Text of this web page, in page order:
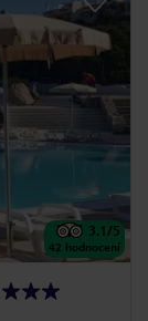
3.1/5
42 hodnocení